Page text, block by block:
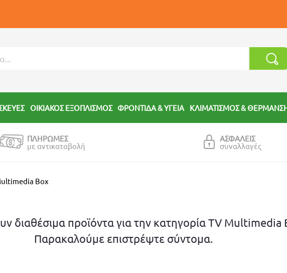
ΟΙΚΙΑΚΟΣ ΕΞΟΠΛΙΣΜΟΣ ΦΡΟΝΤΙΔΑ & ΥΓΕΙΑ ΚΛΙΜΑΤΙΣΜΟΣ &
ΠΛΗΡΩΜΕΣ
με αντικαταβολή
ΑΣΦΑΛΕΙΣ
συναλλαγές
Box
διαθέσιμα προϊόντα για την κατηγορία TV Multimedia
Παρακαλούμε επιστρέψτε σύντομα.